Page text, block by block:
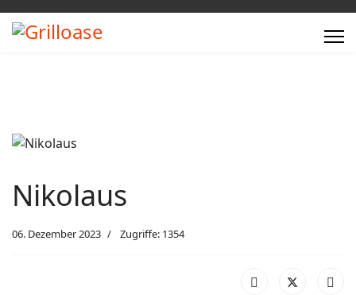
Nikolaus
06. Dezember 2023 Zugriffe: 1354